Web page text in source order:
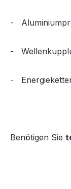
-
-
-
Benötigen Sie